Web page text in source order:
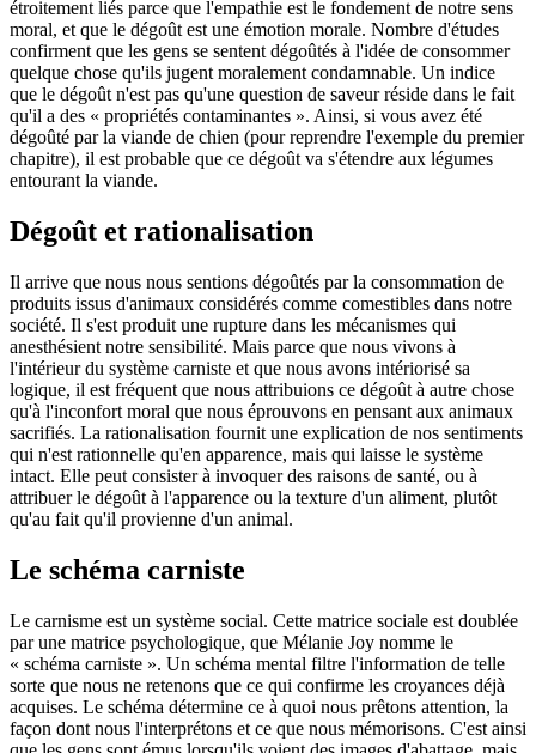
étroitement liés parce que l'empathie est le fondement de notre sens
moral, et que le dégoût est une émotion morale. Nombre d'études
confirment que les gens se sentent dégoûtés à l'idée de consommer
quelque chose qu'ils jugent moralement condamnable. Un indice
que le dégoût n'est pas qu'une question de saveur réside dans le fait
qu'il a des « propriétés contaminantes ». Ainsi, si vous avez été
dégoûté par la viande de chien (pour reprendre l'exemple du premier
chapitre), il est probable que ce dégoût va s'étendre aux légumes
entourant la viande.
Dégoût et rationalisation
Il arrive que nous nous sentions dégoûtés par la consommation de
produits issus d'animaux considérés comme comestibles dans notre
société. Il s'est produit une rupture dans les mécanismes qui
anesthésient notre sensibilité. Mais parce que nous vivons à
l'intérieur du système carniste et que nous avons intériorisé sa
logique, il est fréquent que nous attribuions ce dégoût à autre chose
qu'à l'inconfort moral que nous éprouvons en pensant aux animaux
sacrifiés. La rationalisation fournit une explication de nos sentiments
qui n'est rationnelle qu'en apparence, mais qui laisse le système
intact. Elle peut consister à invoquer des raisons de santé, ou à
attribuer le dégoût à l'apparence ou la texture d'un aliment, plutôt
qu'au fait qu'il provienne d'un animal.
Le schéma carniste
Le carnisme est un système social. Cette matrice sociale est doublée
par une matrice psychologique, que Mélanie Joy nomme le
« schéma carniste ». Un schéma mental filtre l'information de telle
sorte que nous ne retenons que ce qui confirme les croyances déjà
acquises. Le schéma détermine ce à quoi nous prêtons attention, la
façon dont nous l'interprétons et ce que nous mémorisons. C'est ainsi